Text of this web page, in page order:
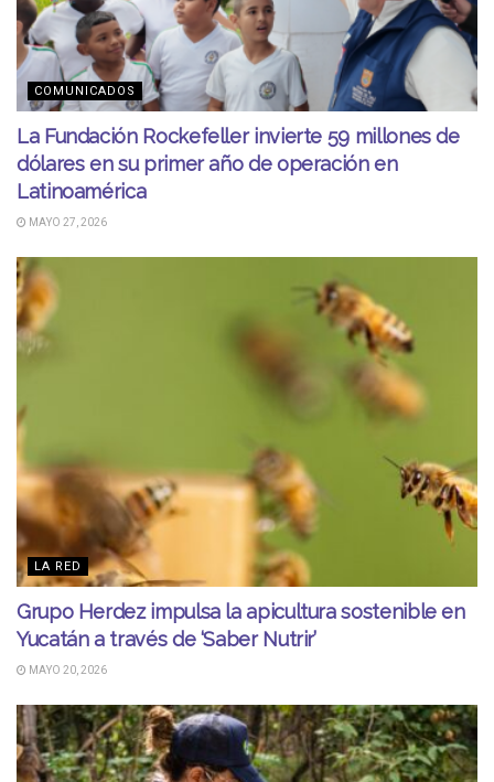
COMUNICADOS
La Fundación Rockefeller invierte 59 millones de
dólares en su primer año de operación en
Latinoamérica
MAYO 27, 2026
LA RED
Grupo Herdez impulsa la apicultura sostenible en
Yucatán a través de ‘Saber Nutrir’
MAYO 20, 2026